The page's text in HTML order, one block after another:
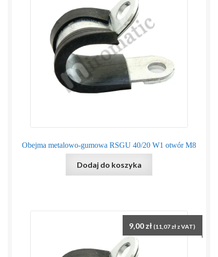
Obejma metalowo-gumowa RSGU 40/20 W1 otwór M8
Dodaj do koszyka
9,00 zł (11,07 zł z VAT)